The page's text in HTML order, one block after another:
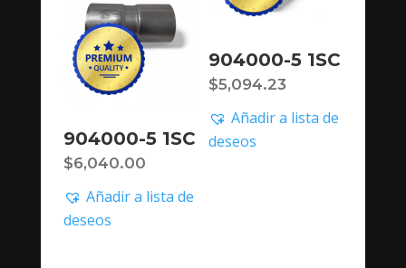
904000-5 1SC
$6,040.00
Añadir a lista de
deseos
904000-5 1SC
$5,094.23
Añadir a lista de
deseos